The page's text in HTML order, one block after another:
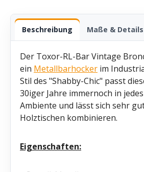
Beschreibung Maße & Details
Der Toxor-RL-Bar Vintage
ein Metallbarhocker im
Stil des "Shabby-Chic" passt
30iger Jahre immernoch in
Ambiente und lässt sich sehr
Holztischen kombinieren.
Eigenschaften: